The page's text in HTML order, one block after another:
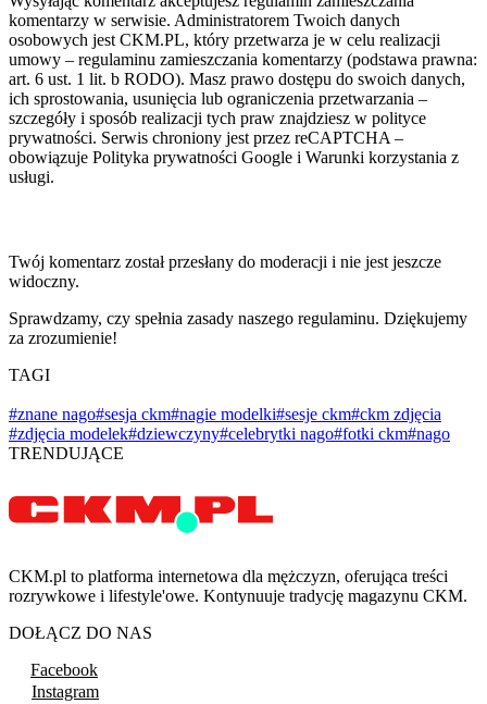
komentarzy w serwisie. Administratorem Twoich danych
osobowych jest CKM.PL, który przetwarza je w celu realizacji
umowy – regulaminu zamieszczania komentarzy (podstawa prawna:
art. 6 ust. 1 lit. b RODO). Masz prawo dostępu do swoich danych,
ich sprostowania, usunięcia lub ograniczenia przetwarzania –
szczegóły i sposób realizacji tych praw znajdziesz w polityce
prywatności. Serwis chroniony jest przez reCAPTCHA –
obowiązuje Polityka prywatności Google i Warunki korzystania z
usługi.
Twój komentarz został przesłany do moderacji i nie jest jeszcze
widoczny.
Sprawdzamy, czy spełnia zasady naszego regulaminu. Dziękujemy
za zrozumienie!
TAGI
#znane nago#sesja ckm#nagie modelki#sesje ckm#ckm zdjęcia
#zdjęcia modelek#dziewczyny#celebrytki nago#fotki ckm#nago
TRENDUJĄCE
CKM.pl to platforma internetowa dla mężczyzn, oferująca treści
rozrywkowe i lifestyle'owe. Kontynuuje tradycję magazynu CKM.
DOŁĄCZ DO NAS
Facebook
Instagram